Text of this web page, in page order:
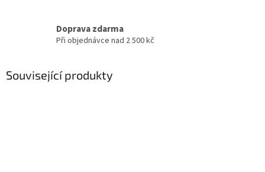
Doprava zdarma
Při objednávce nad 2 500 kč
Související produkty